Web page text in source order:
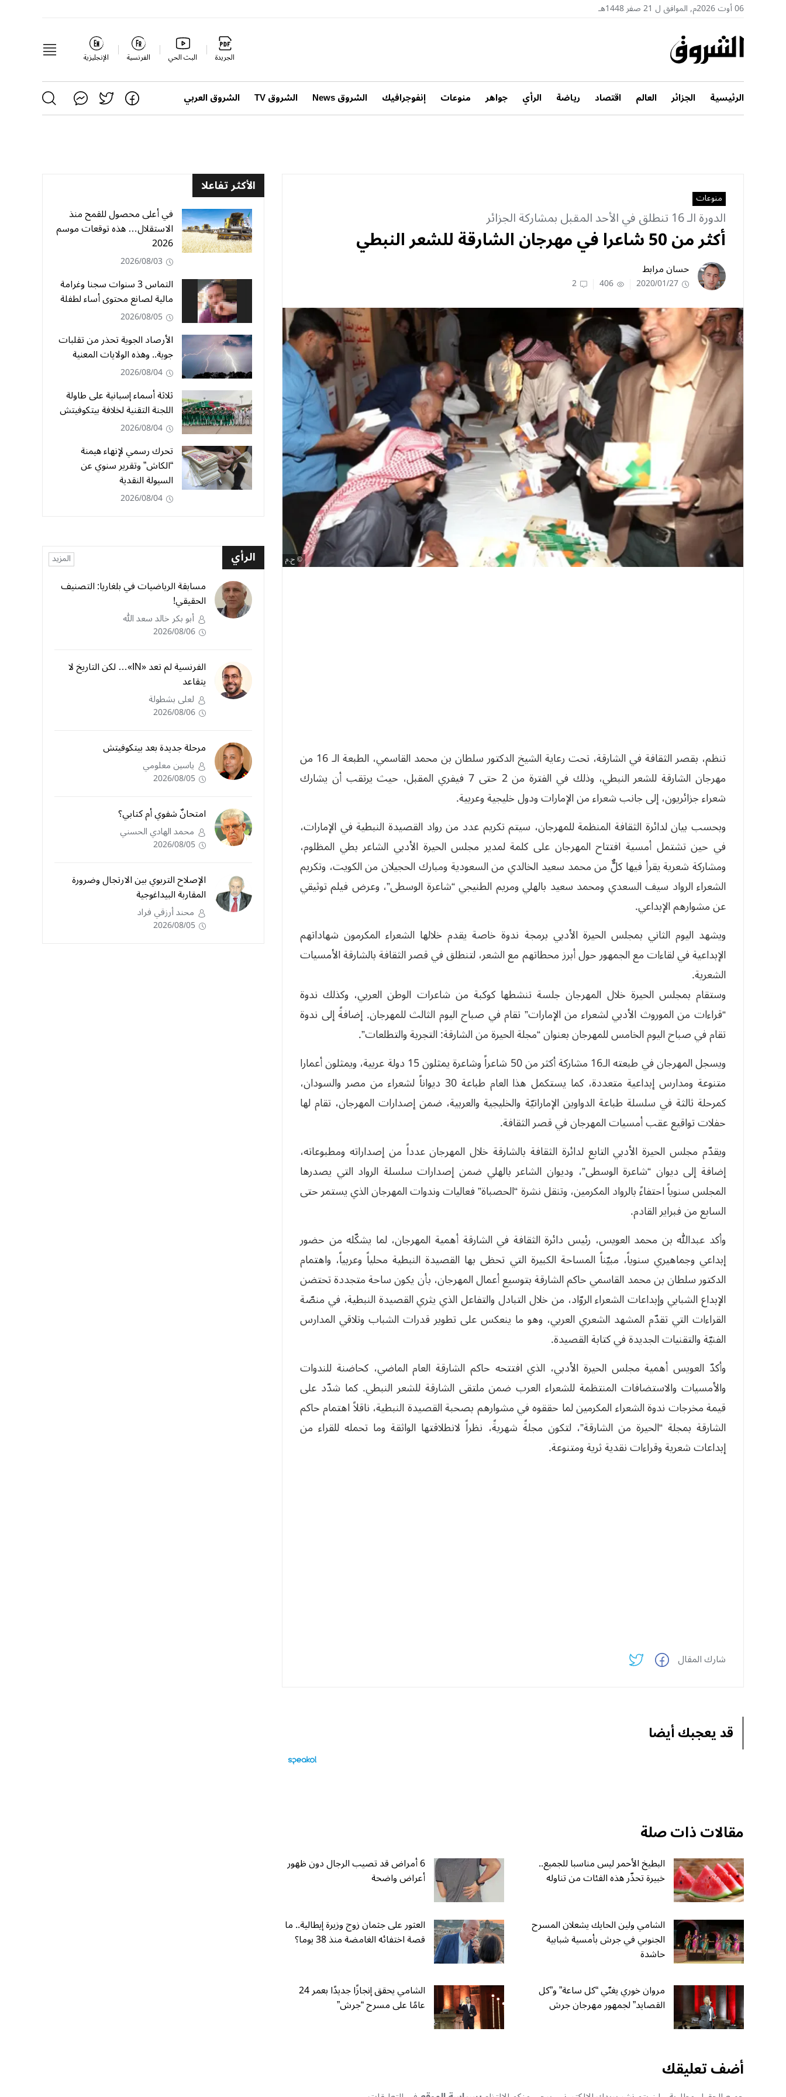
06 أوت 2026م, الموافق ل 21 صفر 1448هـ
الجريدة البث الحي الفرنسية الإنجليزية
الرئيسية الجزائر العالم اقتصاد رياضة الرأي جواهر منوعات إنفوجرافيك الشروق News الشروق TV الشروق العربي
منوعات
الدورة الـ 16 تنطلق في الأحد المقبل بمشاركة الجزائر
أكثر من 50 شاعرا في مهرجان الشارقة للشعر النبطي
حسان مرابط
2020/01/27
406
2
ح.م
تنظم، بقصر الثقافة في الشارقة، تحت رعاية الشيخ الدكتور سلطان بن محمد القاسمي، الطبعة الـ 16 من
مهرجان الشارقة للشعر النبطي، وذلك في الفترة من 2 حتى 7 فيفري المقبل، حيث يرتقب أن يشارك
شعراء جزائريون، إلى جانب شعراء من الإمارات ودول خليجية وعربية.
وبحسب بيان لدائرة الثقافة المنظمة للمهرجان، سيتم تكريم عدد من رواد القصيدة النبطية في الإمارات،
في حين تشتمل أمسية افتتاح المهرجان على كلمة لمدير مجلس الحيرة الأدبي الشاعر بطي المظلوم،
ومشاركة شعرية يقرأ فيها كلٌّ من محمد سعيد الخالدي من السعودية ومبارك الحجيلان من الكويت، وتكريم
الشعراء الرواد سيف السعدي ومحمد سعيد بالهلي ومريم الطنيجي “شاعرة الوسطى”، وعرض فيلم توثيقي
عن مشوارهم الإبداعي.
ويشهد اليوم الثاني بمجلس الحيرة الأدبي برمجة ندوة خاصة يقدم خلالها الشعراء المكرمون شهاداتهم
الإبداعية في لقاءات مع الجمهور حول أبرز محطاتهم مع الشعر، لتنطلق في قصر الثقافة بالشارقة الأمسيات
الشعرية.
وستقام بمجلس الحيرة خلال المهرجان جلسة تنشطها كوكبة من شاعرات الوطن العربي، وكذلك ندوة
“قراءات من الموروث الأدبي لشعراء من الإمارات” تقام في صباح اليوم الثالث للمهرجان. إضافةً إلى ندوة
تقام في صباح اليوم الخامس للمهرجان بعنوان “مجلة الحيرة من الشارقة: التجربة والتطلعات”.
ويسجل المهرجان في طبعته الـ16 مشاركة أكثر من 50 شاعراً وشاعرة يمثلون 15 دولة عربية، ويمثلون أعمارا
متنوعة ومدارس إبداعية متعددة، كما يستكمل هذا العام طباعة 30 ديواناً لشعراء من مصر والسودان،
كمرحلة ثالثة في سلسلة طباعة الدواوين الإماراتيّة والخليجية والعربية، ضمن إصدارات المهرجان، تقام لها
حفلات تواقيع عقب أمسيات المهرجان في قصر الثقافة.
ويقدّم مجلس الحيرة الأدبي التابع لدائرة الثقافة بالشارقة خلال المهرجان عدداً من إصداراته ومطبوعاته،
إضافة إلى ديوان “شاعرة الوسطى”، وديوان الشاعر بالهلي ضمن إصدارات سلسلة الرواد التي يصدرها
المجلس سنوياً احتفاءً بالرواد المكرمين، وتنقل نشرة “الحصباة” فعاليات وندوات المهرجان الذي يستمر حتى
السابع من فبراير القادم.
وأكد عبدالله بن محمد العويس، رئيس دائرة الثقافة في الشارقة أهمية المهرجان، لما يشكّله من حضور
إبداعي وجماهيري سنوياً، مبيّناً المساحة الكبيرة التي تحظى بها القصيدة النبطية محلياً وعربياً، واهتمام
الدكتور سلطان بن محمد القاسمي حاكم الشارقة بتوسيع أعمال المهرجان، بأن يكون ساحة متجددة تحتضن
الإبداع الشبابي وإبداعات الشعراء الروّاد، من خلال التبادل والتفاعل الذي يثري القصيدة النبطية، في منصّة
القراءات التي تقدّم المشهد الشعري العربي، وهو ما ينعكس على تطوير قدرات الشباب وتلاقي المدارس
الفنيّة والتقنيات الجديدة في كتابة القصيدة.
وأكدّ العويس أهمية مجلس الحيرة الأدبي، الذي افتتحه حاكم الشارقة العام الماضي، كحاضنة للندوات
والأمسيات والاستضافات المنتظمة للشعراء العرب ضمن ملتقى الشارقة للشعر النبطي. كما شدّد على
قيمة مخرجات ندوة الشعراء المكرمين لما حققوه في مشوارهم بصحبة القصيدة النبطية، ناقلاً اهتمام حاكم
الشارقة بمجلة “الحيرة من الشارقة”، لتكون مجلةً شهريةً، نظراً لانطلاقتها الواثقة وما تحمله للقراء من
إبداعات شعرية وقراءات نقدية ثرية ومتنوعة.
شارك المقال
قد يعجبك أيضا
مقالات ذات صلة
البطيخ الأحمر ليس مناسبا للجميع..
خبيرة تحذّر هذه الفئات من تناوله
6 أمراض قد تصيب الرجال دون ظهور
أعراض واضحة
الشامي ولين الحايك يشعلان المسرح
الجنوبي في جرش بأمسية شبابية
حاشدة
العثور على جثمان زوج وزيرة إيطالية.. ما
قصة اختفائه الغامضة منذ 38 يوما؟
مروان خوري يغنّي “كل ساعة” و”كل
القصايد” لجمهور مهرجان جرش
الشامي يحقق إنجازًا جديدًا بعمر 24
عامًا على مسرح “جرش”
أضف تعليقك
الأكثر تفاعلا
في أعلى محصول للقمح منذ
الاستقلال… هذه توقعات موسم
2026
2026/08/03
التماس 3 سنوات سجنا وغرامة
مالية لصانع محتوى أساء لطفلة
2026/08/05
الأرصاد الجوية تحذر من تقلبات
جوية.. وهذه الولايات المعنية
2026/08/04
ثلاثة أسماء إسبانية على طاولة
اللجنة التقنية لخلافة بيتكوفيتش
2026/08/04
تحرك رسمي لإنهاء هيمنة
“الكاش” وتقرير سنوي عن
السيولة النقدية
2026/08/04
الرأي المزيد
مسابقة الرياضيات في بلغاريا: التصنيف
الحقيقي!
أبو بكر خالد سعد الله
2026/08/06
الفرنسية لم تعد «IN»… لكن التاريخ لا
يتقاعد
لعلى بشطولة
2026/08/06
مرحلة جديدة بعد بيتكوفيتش
ياسين معلومي
2026/08/05
امتحانٌ شفوي أم كتابي؟
محمد الهادي الحسني
2026/08/05
الإصلاح التربوي بين الارتجال وضرورة
المقاربة البيداغوجية
محند أرزقي فراد
2026/08/05